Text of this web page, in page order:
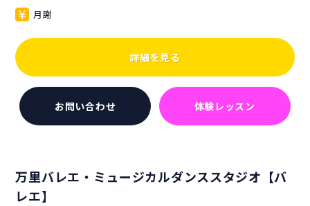
月謝
詳細を見る
お問い合わせ 体験レッスン
万里バレエ・ミュージカルダンススタジオ【バ
レエ】